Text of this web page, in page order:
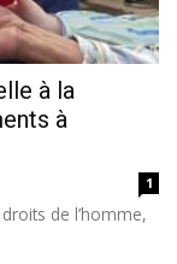
à la
à
1
de l’homme,